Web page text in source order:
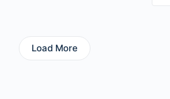
Load More